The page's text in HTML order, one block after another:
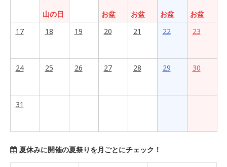
山の日
お盆
お盆
お盆
お盆
17
18 19 20 21 22 23
24 25 26 27 28 29 30
31
夏休みに開催の夏祭りを月ごとにチェック！